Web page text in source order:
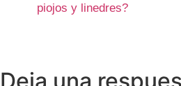
piojos y linedres?